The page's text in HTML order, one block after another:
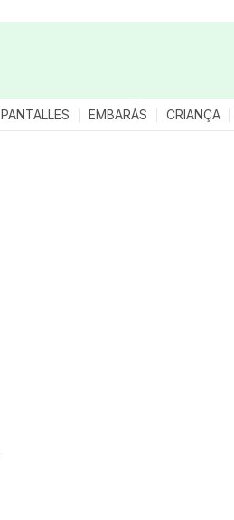
PANTALLES EMBARÀS CRIANÇA